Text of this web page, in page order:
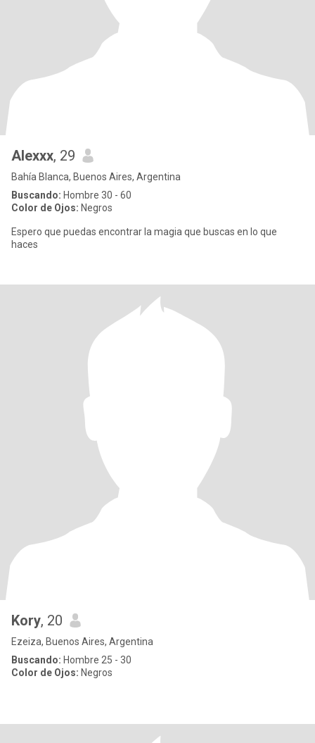
Alexxx, 29
Bahía Blanca, Buenos Aires, Argentina
Buscando: Hombre 30 - 60
Color de Ojos: Negros
Espero que puedas encontrar la magia que buscas en lo que
haces
Kory, 20
Ezeiza, Buenos Aires, Argentina
Buscando: Hombre 25 - 30
Color de Ojos: Negros